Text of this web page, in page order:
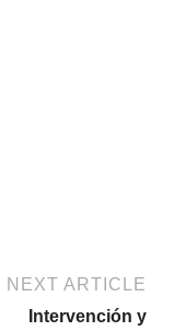
NEXT ARTICLE
Intervención y